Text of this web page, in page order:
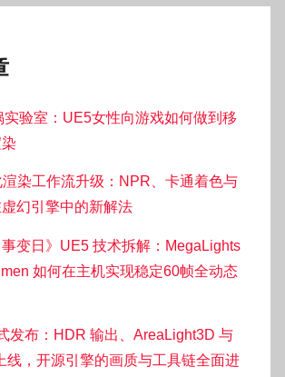
验室：UE5女性向游戏如何做到移
染工作流升级：NPR、卡通着色与
幻引擎中的新解法
事变日》UE5 技术拆解：MegaLights
如何在主机实现稳定60帧全动态
发布：HDR 输出、AreaLight3D 与
线，开源引擎的画质与工具链全面进